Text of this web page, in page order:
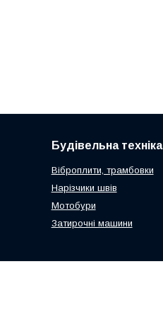
Будівельна техніка
Віброплити, трамбовки
Нарізчики швів
Мотобури
Затирочні машини